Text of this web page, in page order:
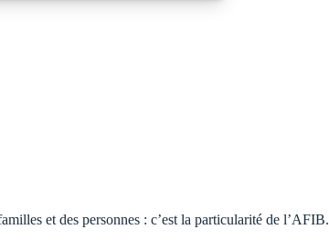
et des personnes : c’est la particularité de l’AFIB.